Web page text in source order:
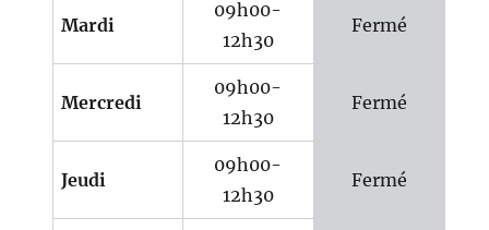
Mardi
09h00-
12h30
Fermé
Mercredi
09h00-
12h30
Fermé
Jeudi
09h00-
12h30
Fermé